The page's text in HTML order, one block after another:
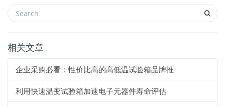
相关文章
企业采购必看：性价比高的高低温试验箱品牌推
利用快速温变试验箱加速电子元器件寿命评估